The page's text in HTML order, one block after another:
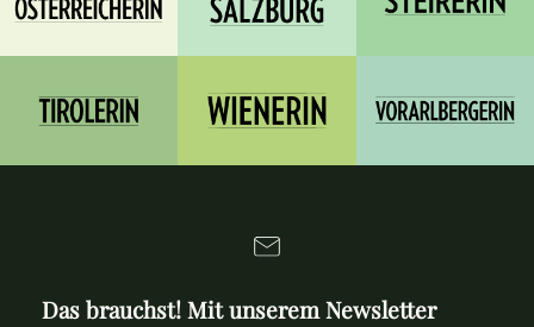
Das brauchst! Mit unserem Newsletter